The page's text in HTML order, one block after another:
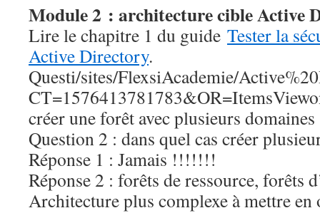
Module 2 : architecture cible Active
Lire le chapitre 1 du guide Tester la
Active Directory.
Questi/sites/FlexsiAcademie/
créer une forêt avec plusieurs domaines
Question 2 : dans quel cas créer
Réponse 1 : Jamais !!!!!!!
Réponse 2 : forêts de ressource, forêts
Architecture plus complexe à mettre en